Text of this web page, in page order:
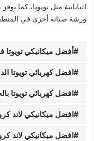
اليابانية مثل تويوتا، كما
ورشة صيانة أخرى في
أفضل ميكانيكي تويوتا
افضل كهربائي تويوتا
افضل كهربائي تويوتا
افضل ميكانيكي لاند
افضل ميكانيكي لاند